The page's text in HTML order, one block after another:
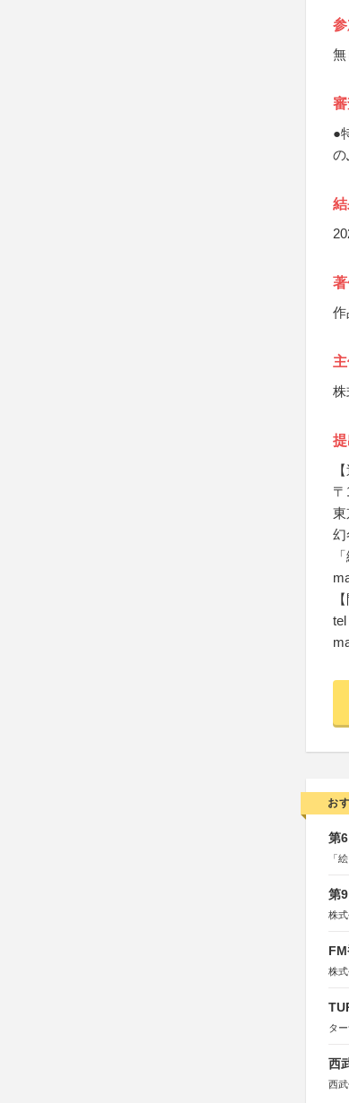
無
●
の
作
株
〒
東
幻
tel
お
第
「
第
株
株
タ
西
西